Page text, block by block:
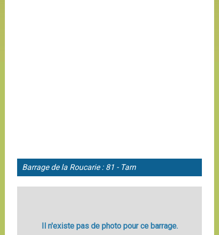
Barrage de la Roucarie : 81 - Tarn
Il n'existe pas de photo pour ce barrage.